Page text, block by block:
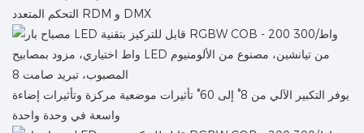
التحكم المتعدد RDM و DMX
يوفر التكبير الآلي من 8° إلى 60° تأثيرات موضعية مركزة وتأثيرات إضاءة
واسعة في وحدة واحدة